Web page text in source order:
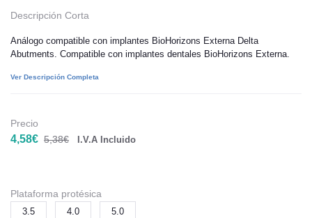
Descripción Corta
Análogo compatible con implantes BioHorizons Externa Delta
Abutments. Compatible con implantes dentales BioHorizons Externa.
Ver Descripción Completa
Precio
4,58€ 5,38€ I.V.A Incluido
Plataforma protésica
3.5 4.0 5.0